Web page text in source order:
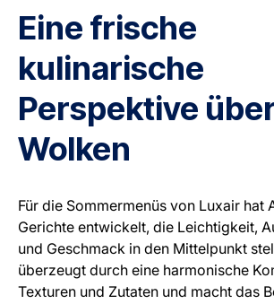
Eine frische
kulinarische
Perspektive
Wolken
Für die Sommermenüs von Luxair hat
Gerichte entwickelt, die Leichtigkeit,
und Geschmack in den Mittelpunkt
überzeugt durch eine harmonische
Texturen und Zutaten und macht das